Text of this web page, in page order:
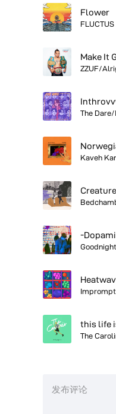
Flower
Make It
ZZUF/
The
Kaveh
-
this life
The